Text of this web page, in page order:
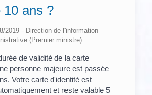
10 ans ?
2019 - Direction de l'information
(Premier ministre)
de validité de la carte
personne majeure est passée
Votre carte d'identité est
et reste valable 5